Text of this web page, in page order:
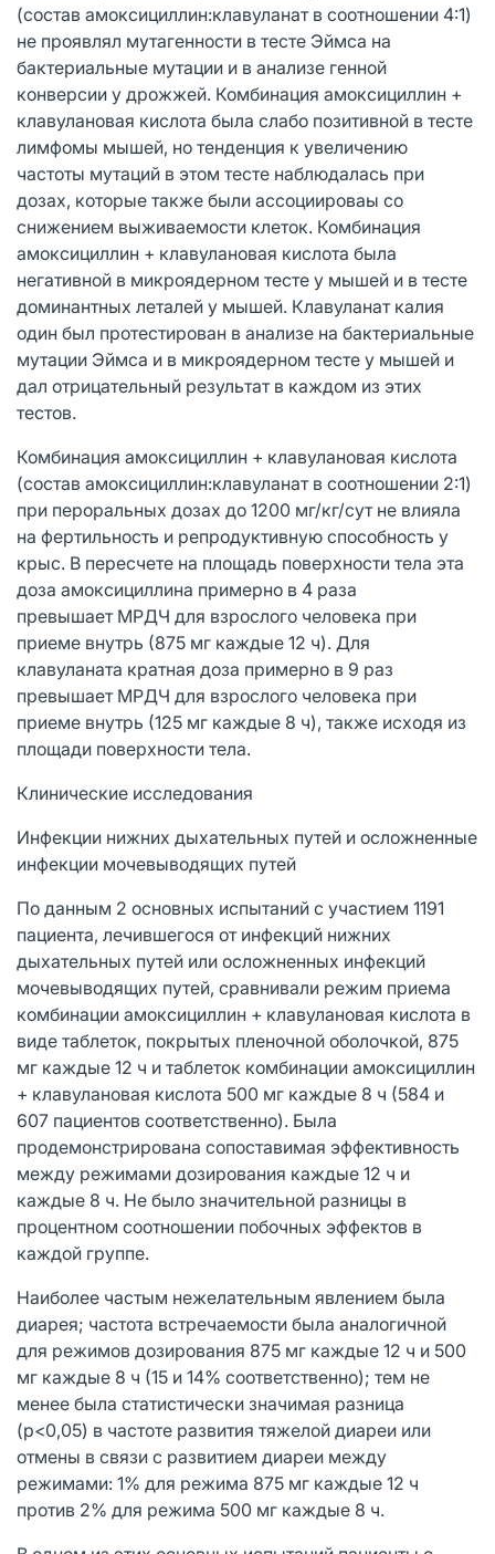
(состав амоксициллин:клавуланат в соотношении 4:1)
не проявлял мутагенности в тесте Эймса на
бактериальные мутации и в анализе генной
конверсии у дрожжей. Комбинация амоксициллин +
клавулановая кислота была слабо позитивной в тесте
лимфомы мышей, но тенденция к увеличению
частоты мутаций в этом тесте наблюдалась при
дозах, которые также были ассоциироваы со
снижением выживаемости клеток. Комбинация
амоксициллин + клавулановая кислота была
негативной в микроядерном тесте у мышей и в тесте
доминантных леталей у мышей. Клавуланат калия
один был протестирован в анализе на бактериальные
мутации Эймса и в микроядерном тесте у мышей и
дал отрицательный результат в каждом из этих
тестов.
Комбинация амоксициллин + клавулановая кислота
(состав амоксициллин:клавуланат в соотношении 2:1)
при пероральных дозах до 1200 мг/кг/сут не влияла
на фертильность и репродуктивную способность у
крыс. В пересчете на площадь поверхности тела эта
доза амоксициллина примерно в 4 раза
превышает МРДЧ для взрослого человека при
приеме внутрь (875 мг каждые 12 ч). Для
клавуланата кратная доза примерно в 9 раз
превышает МРДЧ для взрослого человека при
приеме внутрь (125 мг каждые 8 ч), также исходя из
площади поверхности тела.
Клинические исследования
Инфекции нижних дыхательных путей и осложненные
инфекции мочевыводящих путей
По данным 2 основных испытаний с участием 1191
пациента, лечившегося от инфекций нижних
дыхательных путей или осложненных инфекций
мочевыводящих путей, сравнивали режим приема
комбинации амоксициллин + клавулановая кислота в
виде таблеток, покрытых пленочной оболочкой, 875
мг каждые 12 ч и таблеток комбинации амоксициллин
+ клавулановая кислота 500 мг каждые 8 ч (584 и
607 пациентов соответственно). Была
продемонстрирована сопоставимая эффективность
между режимами дозирования каждые 12 ч и
каждые 8 ч. Не было значительной разницы в
процентном соотношении побочных эффектов в
каждой группе.
Наиболее частым нежелательным явлением была
диарея; частота встречаемости была аналогичной
для режимов дозирования 875 мг каждые 12 ч и 500
мг каждые 8 ч (15 и 14% соответственно); тем не
менее была статистически значимая разница
(p<0,05) в частоте развития тяжелой диареи или
отмены в связи с развитием диареи между
режимами: 1% для режима 875 мг каждые 12 ч
против 2% для режима 500 мг каждые 8 ч.